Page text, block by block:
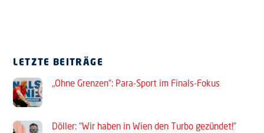
LETZTE BEITRÄGE
„Ohne Grenzen“: Para-Sport im Finals-Fokus
Döller: “Wir haben in Wien den Turbo gezündet!”